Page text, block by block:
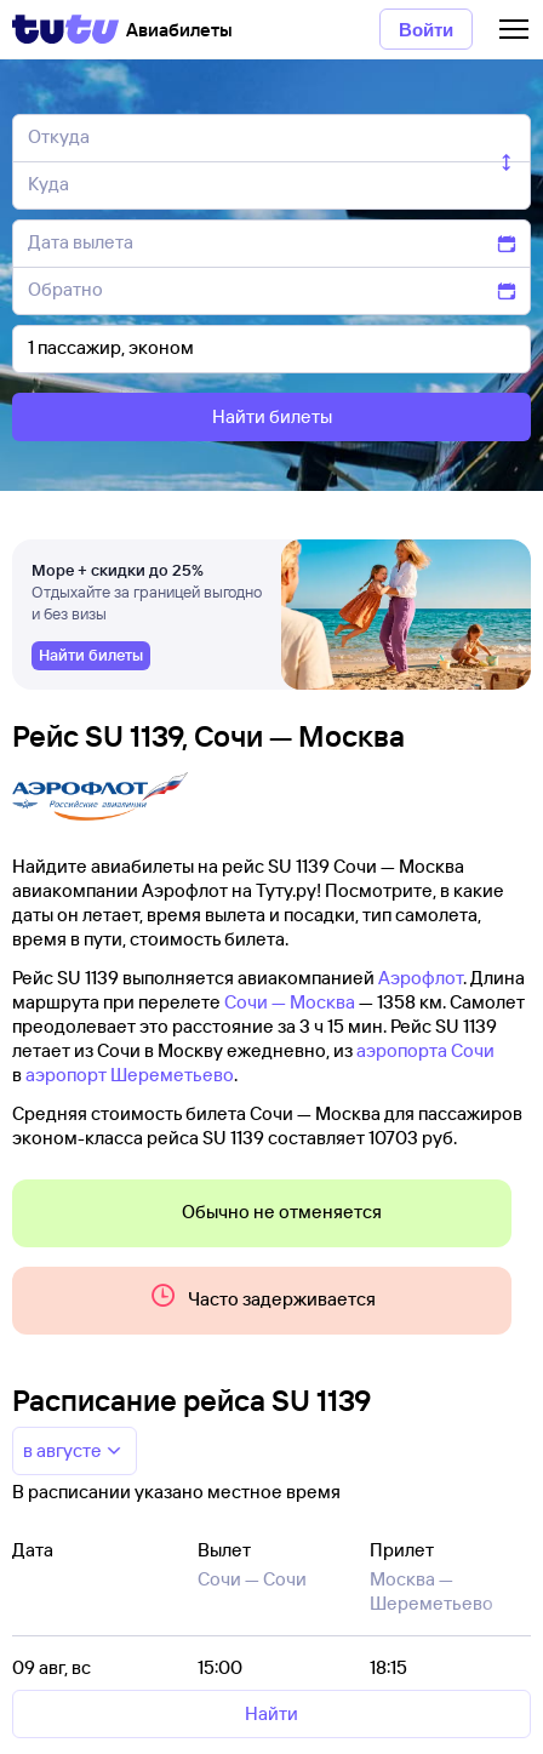
Авиабилеты Войти
Найти билеты
Море + скидки до 25%
Отдыхайте за границей выгодно
и без визы
Найти билеты
Рейс SU 1139, Сочи — Москва
Найдите авиабилеты на рейс SU 1139 Сочи — Москва
авиакомпании Аэрофлот на Туту.ру! Посмотрите, в какие
даты он летает, время вылета и посадки, тип самолета,
время в пути, стоимость билета.
Рейс SU 1139 выполняется авиакомпанией Аэрофлот. Длина
маршрута при перелете Сочи — Москва — 1358 км. Самолет
преодолевает это расстояние за 3 ч 15 мин. Рейс SU 1139
летает из Сочи в Москву ежедневно, изаэропорта Сочи
ваэропорт Шереметьево.
Средняя стоимость билета Сочи — Москва для пассажиров
эконом-класса рейса SU 1139 составляет 10703 руб.
Обычно не отменяется
Часто задерживается
Расписание рейса SU 1139
в августе
В расписании указано местное время
Дата
Вылет
Сочи — Сочи
Прилет
Москва —
Шереметьево
09 авг, вс 15:00
18:15
Найти